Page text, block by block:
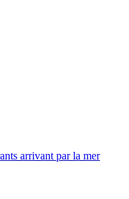
arrivant par la mer